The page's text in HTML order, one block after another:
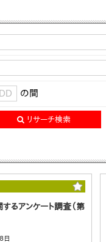
の間
リサーチ検索
るアンケート調査（第
日